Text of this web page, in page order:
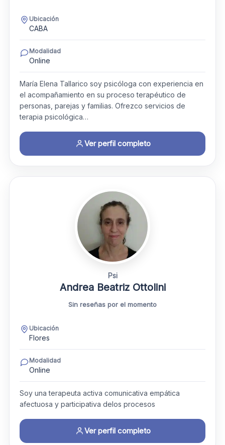
Ubicación
CABA
Modalidad
Online
María Elena Tallarico soy psicóloga con experiencia en
el acompañamiento en su proceso terapéutico de
personas, parejas y familias. Ofrezco servicios de
terapia psicológica…
Ver perfil completo
Psi
Andrea Beatriz Ottolini
Sin reseñas por el momento
Ubicación
Flores
Modalidad
Online
Soy una terapeuta activa comunicativa empática
afectuosa y participativa delos procesos
Ver perfil completo